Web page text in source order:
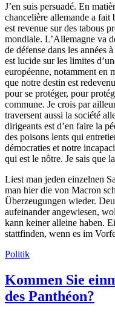
J’en suis persuadé. En
chancelière allemande a fait
est revenue sur des tabous
mondiale. L’Allemagne va
de défense dans les années
est lucide sur les limites
européenne, notamment en
que notre destin est
pour se protéger, pour
commune. Je crois par
traversent aussi la société
dirigeants est d’en faire la
des poisons lents qui
démocraties et notre
qui est le nôtre. Je sais que
Liest man jeden einzelnen
man hier die von Macron
Überzeugungen wieder.
aufeinander angewiesen,
kann keiner alleine haben.
stattfinden, wenn es im
Politik
Kommen Sie
des Panthéon?